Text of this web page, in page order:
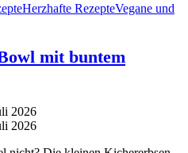
Herzhafte RezepteVegane und
mit buntem
2026
2026